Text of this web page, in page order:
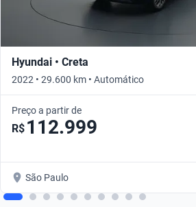
Hyundai • Creta
2022 • 29.600 km • Automático
Preço a partir de
R$ 112.999
São Paulo